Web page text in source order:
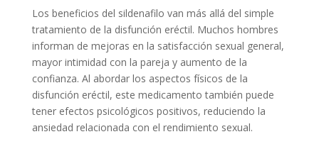
Los beneficios del sildenafilo van más allá del simple
tratamiento de la disfunción eréctil. Muchos hombres
informan de mejoras en la satisfacción sexual general,
mayor intimidad con la pareja y aumento de la
confianza. Al abordar los aspectos físicos de la
disfunción eréctil, este medicamento también puede
tener efectos psicológicos positivos, reduciendo la
ansiedad relacionada con el rendimiento sexual.